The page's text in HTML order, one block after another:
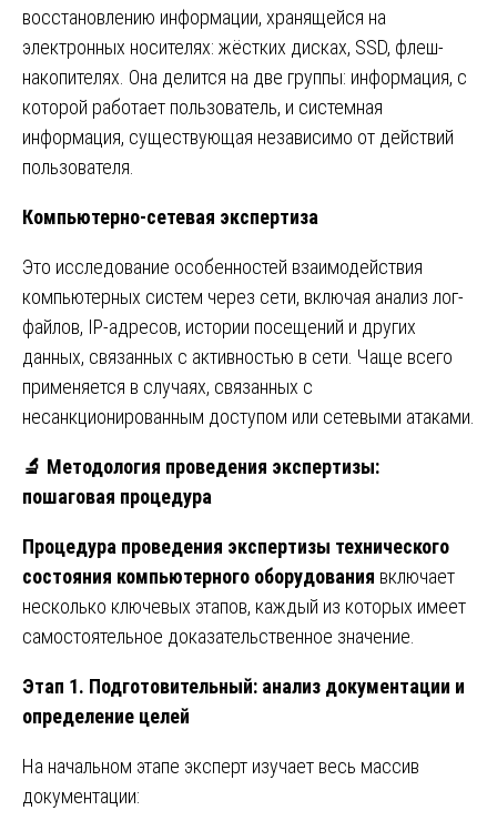
восстановлению информации, хранящейся на
электронных носителях: жёстких дисках, SSD, флеш-
накопителях. Она делится на две группы: информация, с
которой работает пользователь, и системная
информация, существующая независимо от действий
пользователя.
Компьютерно-сетевая экспертиза
Это исследование особенностей взаимодействия
компьютерных систем через сети, включая анализ лог-
файлов, IP-адресов, истории посещений и других
данных, связанных с активностью в сети. Чаще всего
применяется в случаях, связанных с
несанкционированным доступом или сетевыми атаками.
🔬 Методология проведения экспертизы:
пошаговая процедура
Процедура проведения экспертизы технического
состояния компьютерного оборудования включает
несколько ключевых этапов, каждый из которых имеет
самостоятельное доказательственное значение.
Этап 1. Подготовительный: анализ документации и
определение целей
На начальном этапе эксперт изучает весь массив
документации: